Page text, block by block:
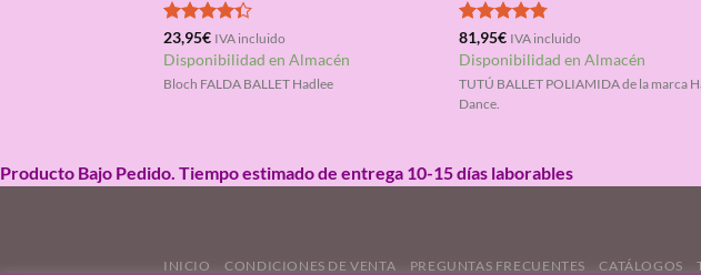
Valorado
con 4.33
de 5
23,95€ IVA incluido
Disponibilidad en Almacén
Bloch FALDA BALLET Hadlee
Valorado
con4.75
de 5
81,95€ IVA incluido
Disponibilidad en Almacén
TUTÚ BALLET POLIAMIDA de la marca
Dance.
Producto Bajo Pedido. Tiempo estimado de entrega 10-15 días laborables
INICIO CONDICIONES DE VENTA PREGUNTAS FRECUENTES CATÁLOGOS